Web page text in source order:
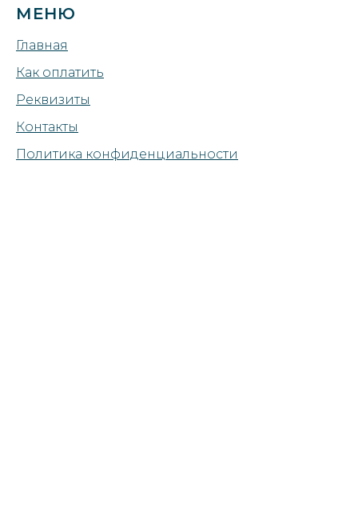
МЕНЮ
Главная
Как оплатить
Реквизиты
Контакты
Политика конфиденциальности